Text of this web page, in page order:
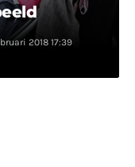
2018 17:39